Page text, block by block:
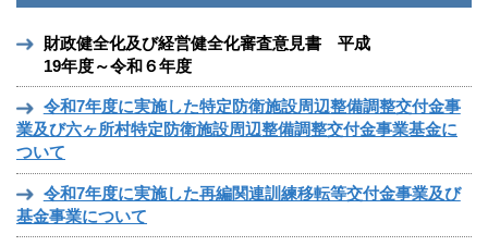
財政健全化及び経営健全化審査意見書 平成
19年度～令和６年度
令和7年度に実施した特定防衛施設周辺整備調整交付金事
業及び六ヶ所村特定防衛施設周辺整備調整交付金事業基金に
ついて
令和7年度に実施した再編関連訓練移転等交付金事業及び
基金事業について